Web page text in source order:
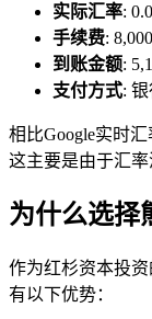
实际汇率:
手续费:
到账金额:
支付方式:
相比Google实时汇
这主要是由于汇率
为什么选择
作为红杉资本投
有以下优势：